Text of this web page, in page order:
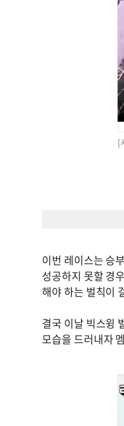
[
이번 레이스는 승
성공하지 못할 경
해야 하는 벌칙이
결국 이날 빅스윙
모습을 드러내자